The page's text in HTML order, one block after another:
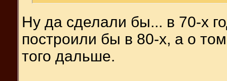
Ну да сделали бы... в 70-х
построили бы в 80-х, а о
того дальше.